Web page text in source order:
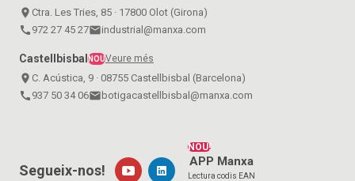
place Ctra. Les Tries, 85 · 17800 Olot (Girona)
call 972 27 45 27emailindustrial@manxa.com
Castellbisbal NOUVeure més
place C. Acústica, 9 · 08755 Castellbisbal (Barcelona)
call 937 50 34 06email botigacastellbisbal@manxa.com
NOU!
APP Manxa
Lectura codis EAN
Segueix-nos!